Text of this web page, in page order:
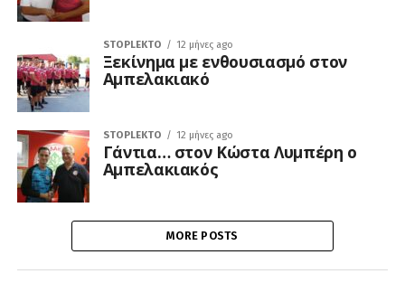
STOPLEKTO 12 μήνες ago
Ξεκίνημα με ενθουσιασμό στον
Αμπελακιακό
STOPLEKTO 12 μήνες ago
Γάντια… στον Κώστα Λυμπέρη ο
Αμπελακιακός
MORE POSTS